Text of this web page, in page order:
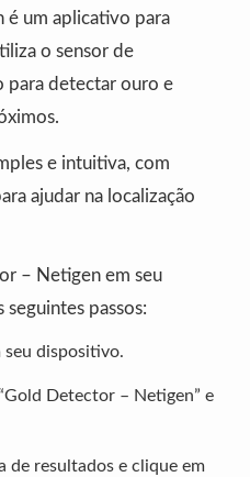
um aplicativo para
o sensor de
para detectar ouro e
e intuitiva, com
ajudar na localização
– Netigen em seu
passos:
seu dispositivo.
Detector – Netigen” e
de resultados e clique em